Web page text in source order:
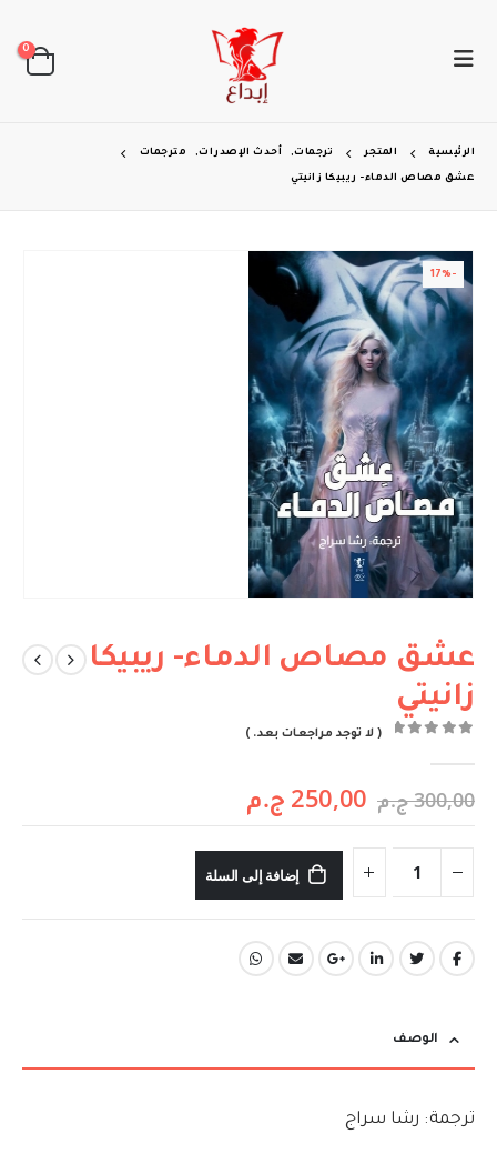
0
الرئيسية المتجر ترجمات, أحدث الإصدرات, مترجمات
عشق مصاص الدماء- ريبيكا زانيتي
-17%
عشق مصاص الدماء- ريبيكا
زانيتي
( لا توجد مراجعات بعد. )
300,00 ج.م 250,00 ج.م
إضافة إلى السلة
الوصف
ترجمة: رشا سراج